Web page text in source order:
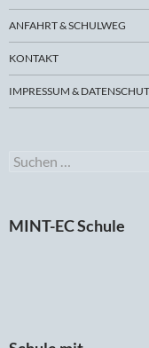
ANFAHRT & SCHULWEG
KONTAKT
IMPRESSUM &
Suchen
MINT-EC Schule